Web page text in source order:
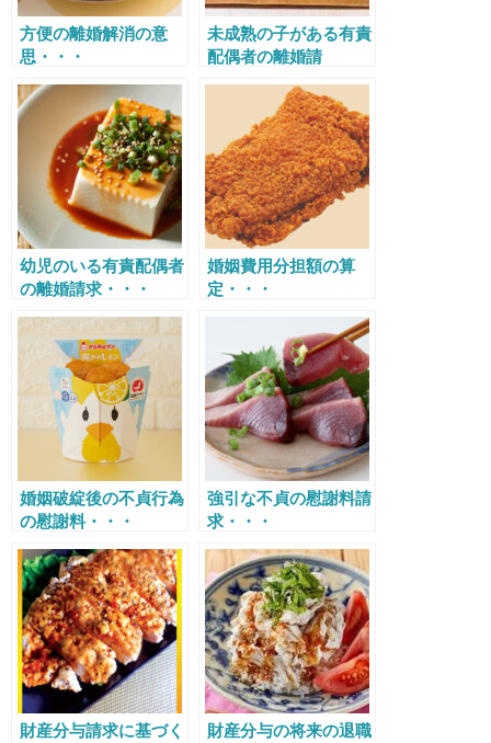
方便の離婚解消の意
思・・・
未成熟の子がある有責
配偶者の離婚請
幼児のいる有責配偶者
の離婚請求・・・
婚姻費用分担額の算
定・・・
婚姻破綻後の不貞行為
の慰謝料・・・
強引な不貞の慰謝料請
求・・・
財産分与請求に基づく
財産分与の将来の退職